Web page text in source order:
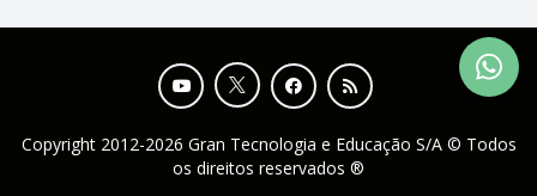
Copyright 2012-2026 Gran Tecnologia e Educação S/A © Todos
os direitos reservados ®